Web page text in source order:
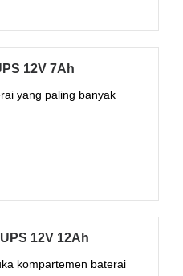
12V 7Ah
yang paling banyak
12V 12Ah
kompartemen baterai